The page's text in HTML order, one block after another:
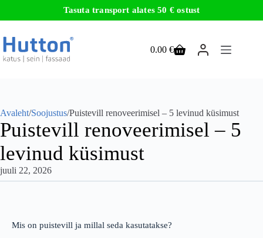
Tasuta transport alates 50 € ostust
to
content
Ostukorv
0.00€
Avaleht/Soojustus/Puistevill renoveerimisel – 5 levinud küsimust
Puistevill renoveerimisel – 5
levinud küsimust
juuli 22, 2026
Mis on puistevill ja millal seda kasutatakse?